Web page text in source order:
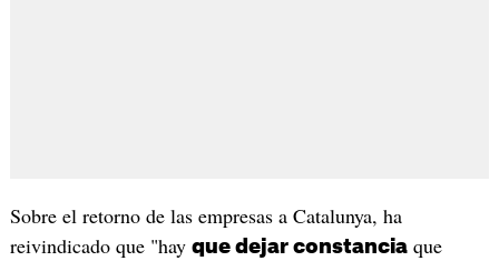
Sobre el retorno de las empresas a Catalunya, ha
reivindicado que "hay que dejar constanciaque